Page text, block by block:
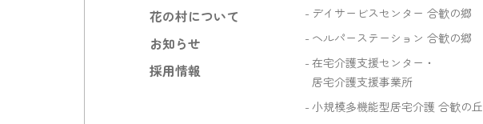
花の村について
お知らせ
採用情報
デイサービスセンター 合歓の郷
ヘルパーステーション 合歓の郷
在宅介護支援センター・
居宅介護支援事業所
小規模多機能型居宅介護 合歓の丘